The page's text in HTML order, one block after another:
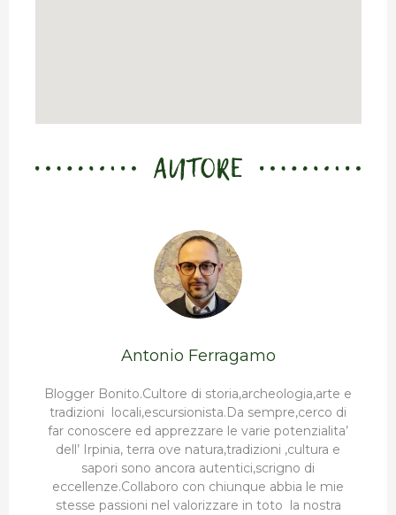
AUTORE
Antonio Ferragamo
Blogger Bonito.Cultore di storia,archeologia,arte e
tradizioni locali,escursionista.Da sempre,cerco di
far conoscere ed apprezzare le varie potenzialita’
dell’ Irpinia, terra ove natura,tradizioni ,cultura e
sapori sono ancora autentici,scrigno di
eccellenze.Collaboro con chiunque abbia le mie
stesse passioni nel valorizzare in toto la nostra